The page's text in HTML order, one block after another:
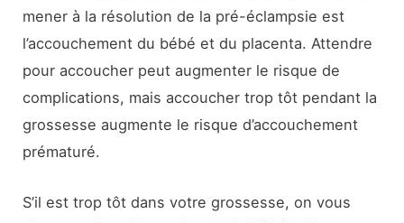
mener à la résolution de la pré-éclampsie est
l’accouchement du bébé et du placenta. Attendre
pour accoucher peut augmenter le risque de
complications, mais accoucher trop tôt pendant la
grossesse augmente le risque d’accouchement
prématuré.
S’il est trop tôt dans votre grossesse, on vous